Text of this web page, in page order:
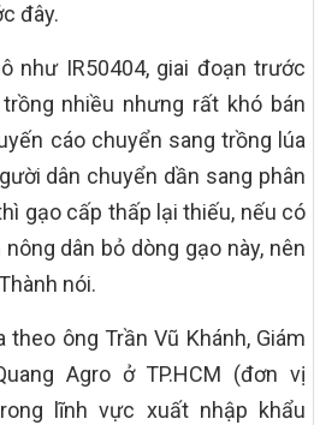
đây.
như IR50404, giai đoạn trước
nhiều nhưng rất khó bán
cáo chuyển sang trồng lúa
dân chuyển dần sang phân
gạo cấp thấp lại thiếu, nếu có
dân bỏ dòng gạo này, nên
nói.
ông Trần Vũ Khánh, Giám
Agro ở TP.HCM (đơn vị
lĩnh vực xuất nhập khẩu